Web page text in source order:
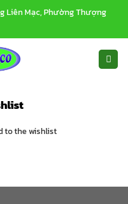
Liên Mạc, Phường Thượng
to the wishlist